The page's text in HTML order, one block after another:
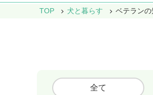
TOP 犬と暮らす ベテラン
全て